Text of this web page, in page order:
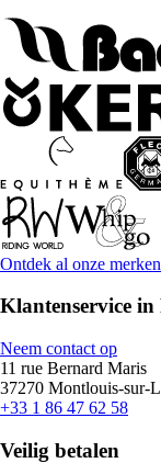
Ontdek al onze merken
Klantenservice
Neem contact op
11 rue Bernard Maris
37270 Montlouis-sur-
+33 1 86 47 62 58
Veilig betalen